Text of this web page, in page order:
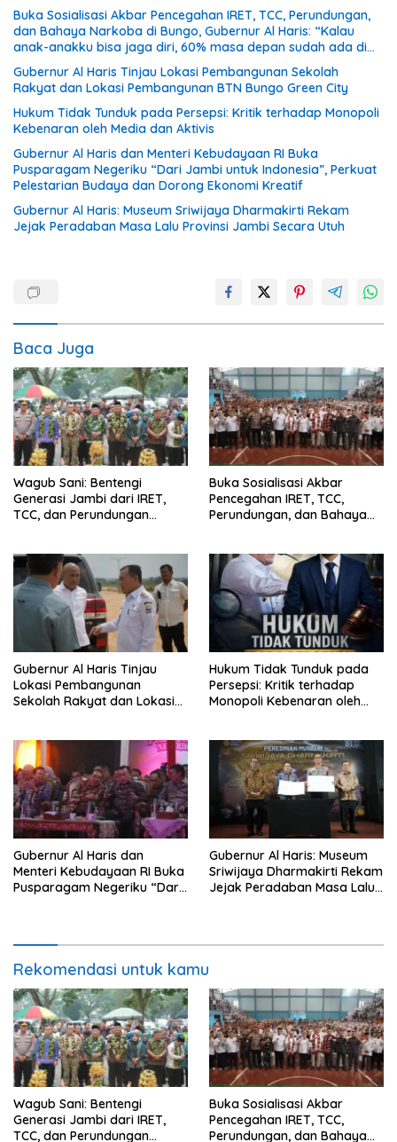
Buka Sosialisasi Akbar Pencegahan IRET, TCC, Perundungan,
dan Bahaya Narkoba di Bungo, Gubernur Al Haris: “Kalau
anak-anakku bisa jaga diri, 60% masa depan sudah ada di
tangan”
Gubernur Al Haris Tinjau Lokasi Pembangunan Sekolah
Rakyat dan Lokasi Pembangunan BTN Bungo Green City
Hukum Tidak Tunduk pada Persepsi: Kritik terhadap Monopoli
Kebenaran oleh Media dan Aktivis
Gubernur Al Haris dan Menteri Kebudayaan RI Buka
Pusparagam Negeriku “Dari Jambi untuk Indonesia”, Perkuat
Pelestarian Budaya dan Dorong Ekonomi Kreatif
Gubernur Al Haris: Museum Sriwijaya Dharmakirti Rekam
Jejak Peradaban Masa Lalu Provinsi Jambi Secara Utuh
Baca Juga
Wagub Sani: Bentengi
Generasi Jambi dari IRET,
TCC, dan Perundungan
Buka Sosialisasi Akbar
Pencegahan IRET, TCC,
Perundungan, dan Bahaya
bisa jaga diri, 60% masa
depan sudah ada di tangan”
Gubernur Al Haris Tinjau
Lokasi Pembangunan
Sekolah Rakyat dan Lokasi
Hukum Tidak Tunduk pada
Persepsi: Kritik terhadap
Monopoli Kebenaran oleh
Gubernur Al Haris dan
Menteri Kebudayaan RI Buka
Pusparagam Negeriku “Dari
Gubernur Al Haris: Museum
Sriwijaya Dharmakirti Rekam
Jejak Peradaban Masa Lalu
Rekomendasi untuk kamu
Wagub Sani: Bentengi
Generasi Jambi dari IRET,
TCC, dan Perundungan
Buka Sosialisasi Akbar
Pencegahan IRET, TCC,
Perundungan, dan Bahaya